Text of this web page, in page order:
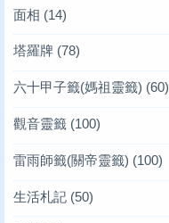
面相 (14)
塔羅牌 (78)
六十甲子籤(媽祖靈籤) (60)
觀音靈籤 (100)
雷雨師籤(關帝靈籤) (100)
生活札記 (50)